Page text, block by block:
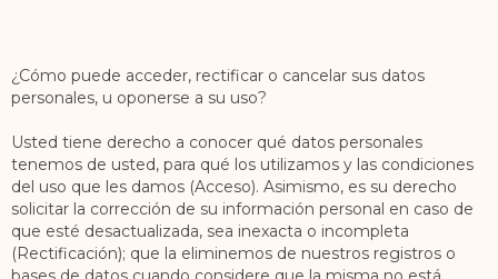
¿Cómo puede acceder, rectificar o cancelar sus datos
personales, u oponerse a su uso?
Usted tiene derecho a conocer qué datos personales
tenemos de usted, para qué los utilizamos y las condiciones
del uso que les damos (Acceso). Asimismo, es su derecho
solicitar la corrección de su información personal en caso de
que esté desactualizada, sea inexacta o incompleta
(Rectificación); que la eliminemos de nuestros registros o